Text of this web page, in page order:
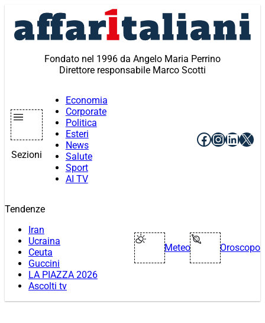
contenuto
Fondato nel 1996 da Angelo Maria Perrino
Direttore responsabile Marco Scotti
Sezioni
Economia
Corporate
Politica
Esteri
News
Salute
Sport
AI TV
Facebook
X
Tendenze
Iran
Ucraina
Ceuta
Guccini
LA PIAZZA 2026
Ascolti tv
Meteo Oroscopo